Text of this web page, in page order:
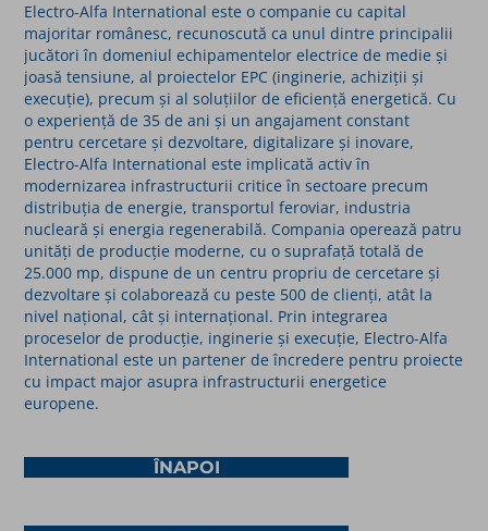
Electro-Alfa International este o companie cu capital
majoritar românesc, recunoscută ca unul dintre principalii
jucători în domeniul echipamentelor electrice de medie și
joasă tensiune, al proiectelor EPC (inginerie, achiziții și
execuție), precum și al soluțiilor de eficiență energetică. Cu
o experiență de 35 de ani și un angajament constant
pentru cercetare și dezvoltare, digitalizare și inovare,
Electro-Alfa International este implicată activ în
modernizarea infrastructurii critice în sectoare precum
distribuția de energie, transportul feroviar, industria
nucleară și energia regenerabilă. Compania operează patru
unități de producție moderne, cu o suprafață totală de
25.000 mp, dispune de un centru propriu de cercetare și
dezvoltare și colaborează cu peste 500 de clienți, atât la
nivel național, cât și internațional. Prin integrarea
proceselor de producție, inginerie și execuție, Electro-Alfa
International este un partener de încredere pentru proiecte
cu impact major asupra infrastructurii energetice
europene.
ÎNAPOI